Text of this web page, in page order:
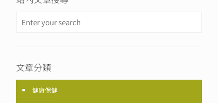
文章分類
健康保健